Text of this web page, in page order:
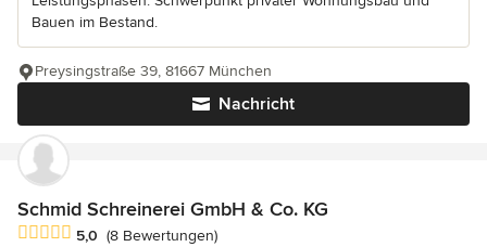
Bauen im Bestand.
Nachricht
Preysingstraße 39, 81667 München
Schmid Schreinerei GmbH & Co. KG
Durchschnittliche Bewertung: 5 von 5 Sternen
5,0 (8 Bewertungen)